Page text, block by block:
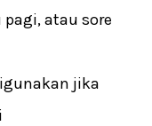
atau sore
jika